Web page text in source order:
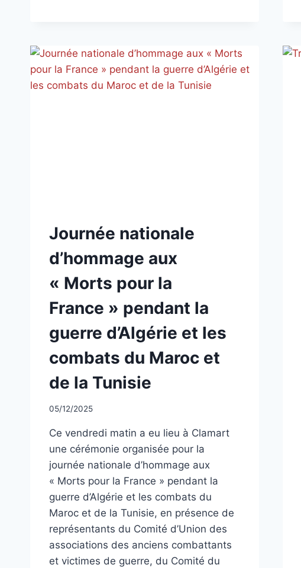
NON
CLASSÉ
Journée nationale
d’hommage aux
« Morts pour la
France » pendant la
guerre d’Algérie et les
combats du Maroc et
de la Tunisie
Par
05/12/2025
Ce vendredi matin a eu lieu à Clamart
une cérémonie organisée pour la
journée nationale d’hommage aux
« Morts pour la France » pendant la
guerre d’Algérie et les combats du
Maroc et de la Tunisie, en présence de
représentants du Comité d’Union des
associations des anciens combattants
et victimes de guerre, du Comité du